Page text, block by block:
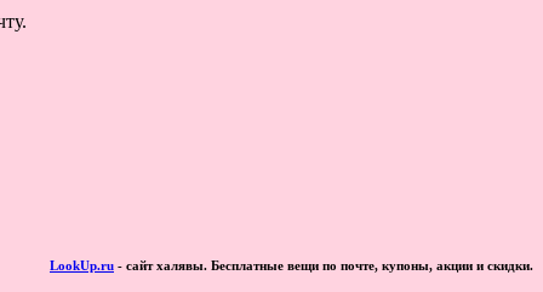
LookUp.ru - сайт халявы. Бесплатные вещи по почте, купоны, акции и скидки.